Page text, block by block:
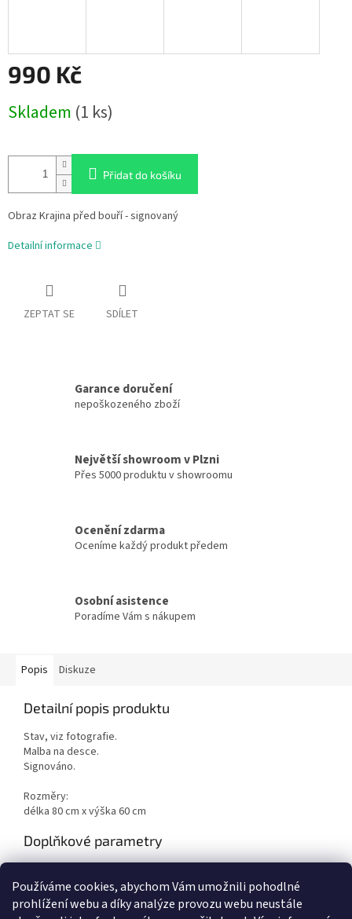
Používáme cookies, abychom Vám umožnili pohodlné
prohlížení webu a díky analýze provozu webu neustále
990 Kč
cena:
Skladem (1 ks)
Přidat do košíku
Obraz Krajina před bouří - signovaný
Detailní informace
ZEPTAT SE SDÍLET
Garance doručení
nepoškozeného zboží
Největší showroom v Plzni
Přes 5000 produktu v showroomu
Ocenění zdarma
Oceníme každý produkt předem
Osobní asistence
Poradíme Vám s nákupem
Popis Diskuze
Detailní popis produktu
Stav, viz fotografie.
Malba na desce.
Signováno.
Rozměry:
délka 80 cm x výška 60 cm
Doplňkové parametry
Hmotnost: 1 kg